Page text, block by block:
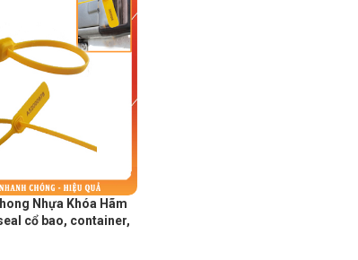
Nhựa Khóa Hãm
cổ bao, container,